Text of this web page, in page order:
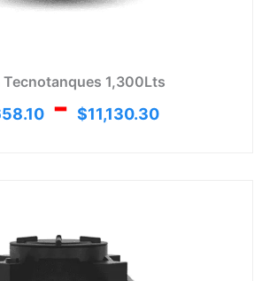
Tecnotanques 1,300Lts
- $11,130.30